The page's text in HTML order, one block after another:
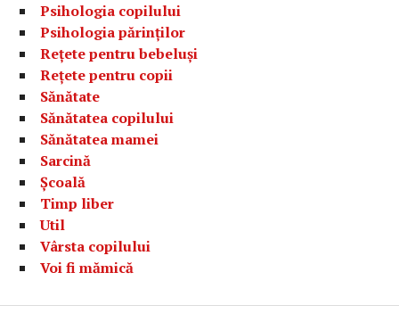
Psihologia copilului
Psihologia părinților
Rețete pentru bebeluși
Rețete pentru copii
Sănătate
Sănătatea copilului
Sănătatea mamei
Sarcină
Școală
Timp liber
Util
Vârsta copilului
Voi fi mămică